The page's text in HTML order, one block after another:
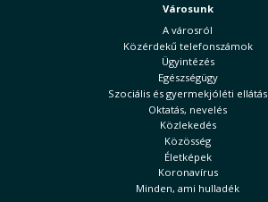
Városunk
A városról
Közérdekű telefonszámok
Ügyintézés
Egészségügy
Szociális és gyermekjóléti ellátás
Oktatás, nevelés
Közlekedés
Közösség
Életképek
Koronavírus
Minden, ami hulladék